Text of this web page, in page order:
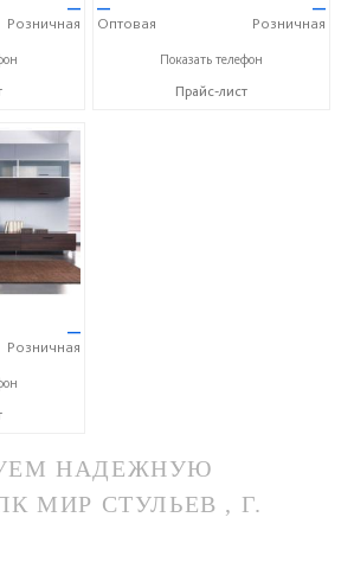
—
Розничная
—
Оптовая
—
Розничная
+7 (351) 777-13-99
Показать телефон
Прайс-лист
—
Розничная
НАДЕЖНУЮ
МИР СТУЛЬЕВ , Г.